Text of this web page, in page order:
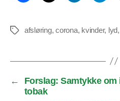
Tagsafsløring,corona, kvinder, lyd,
←
Forslag: Samtykke
tobak